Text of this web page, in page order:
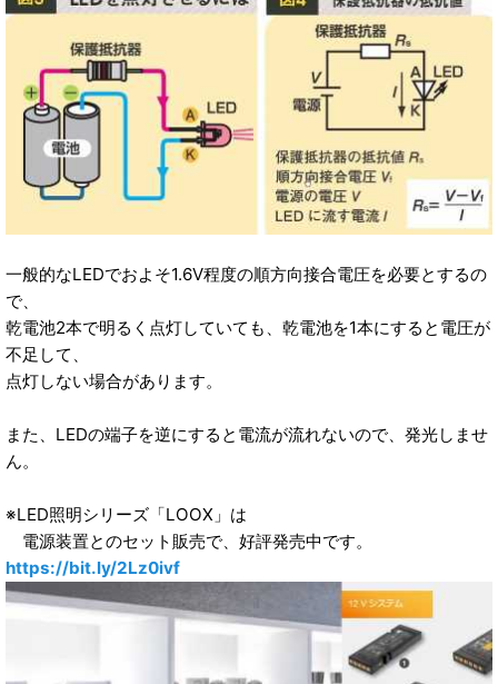
一般的なLEDでおよそ1.6V程度の順方向接合電圧を必要とするの
で、
乾電池2本で明るく点灯していても、乾電池を1本にすると電圧が
不足して、
点灯しない場合があります。
また、LEDの端子を逆にすると電流が流れないので、発光しませ
ん。
※LED照明シリーズ「LOOX」は
電源装置とのセット販売で、好評発売中です。
https://bit.ly/2Lz0ivf